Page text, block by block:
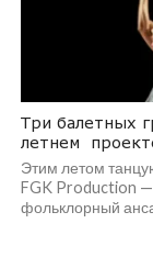
Три балетных
летнем
Этим летом
FGK Production —
фольклорный